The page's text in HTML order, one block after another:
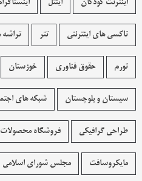
اینترنت کودکان اینتل
تاکسی های اینترنتی تتر
تورم حقوق فناوری خوزستان
سیستان و بلوچستان شبکه های
طراحی گرافیکی فروشگاه محصولات
مایکروسافت مجلس شورای اسلامی